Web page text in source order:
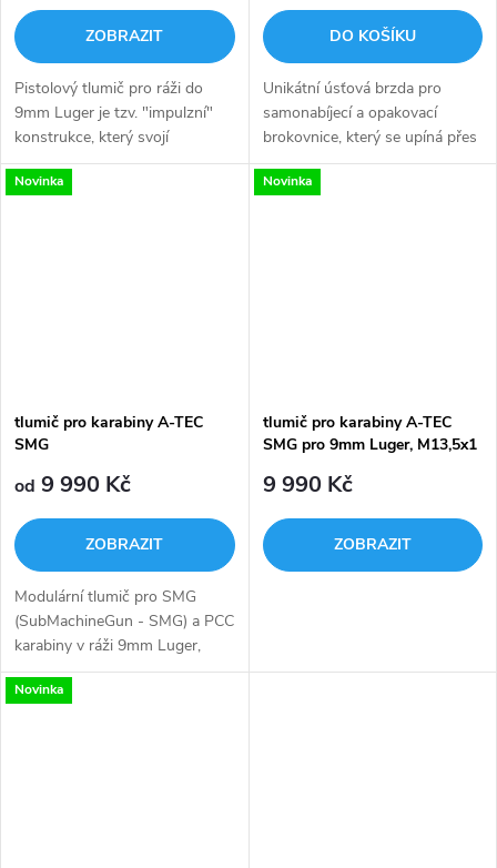
ZOBRAZIT
Pistolový tlumič pro ráži do
9mm Luger je tzv. "impulzní"
konstrukce, který svojí
konstrukcí zajišťují spolehlivou
funkci odemykání a uzamykání
DO KOŠÍKU
Unikátní úsťová brzda pro
samonabíjecí a opakovací
brokovnice, který se upíná přes
zahrdlení (choke). Zahrdlení
NENÍ v ceně tlumiče. Maximální
Novinka
tlumič pro karabiny A-TEC
SMG
od 9 990 Kč
ZOBRAZIT
Modulární tlumič pro SMG
(SubMachineGun - SMG) a PCC
karabiny v ráži 9mm Luger,
40S&W, .45ACP, .300AAC
Vyroben z hliníkové slitiny a
Novinka
tlumič pro karabiny A-TEC
SMG pro 9mm Luger, M13,5x1
9 990 Kč
ZOBRAZIT
Novinka